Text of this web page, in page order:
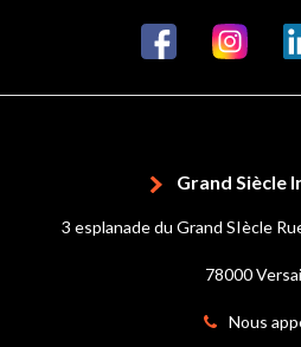
Grand Siècle
3 esplanade du Grand SIècle
78000
Nous